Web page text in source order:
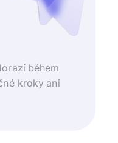
během
kroky ani